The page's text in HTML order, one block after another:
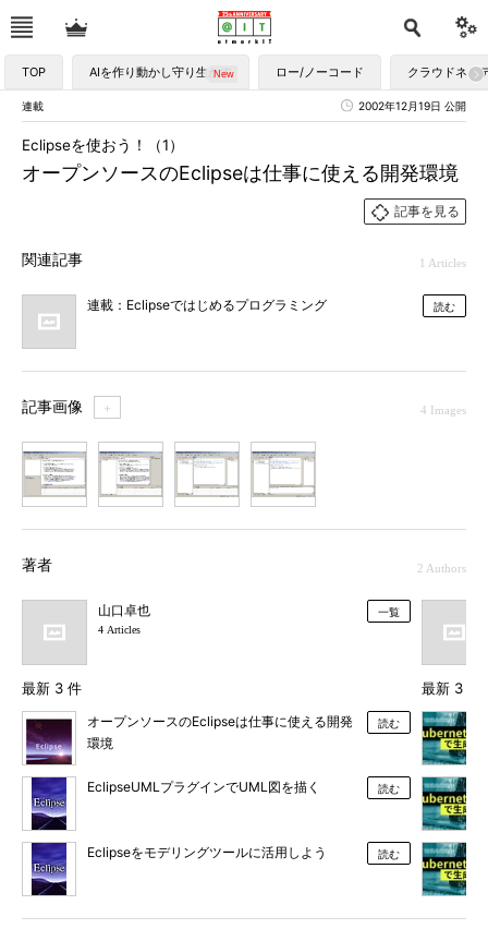
TOP AIを作り動かし守り生かす ロー/ノーコード クラウドネイ
連載 2002年12月19日 公開
オープンソースのEclipseは仕事に使える開発環境
Eclipseを使おう！（1）
記事を見る
関連記事 1 Articles
連載：Eclipseではじめるプログラミング 読む
記事画像 ＋ 4 Images
著者 2 Authors
山口卓也
4 Articles
一覧
最新 3 件
オープンソースのEclipseは仕事に使える開発
環境
読む
EclipseUMLプラグインでUML図を描く 読む
Eclipseをモデリングツールに活用しよう 読む
最新 3 件